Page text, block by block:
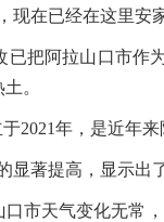
在已经在这里安
阿拉山口市作
土。
年，是近年来
著提高，显示出
天气变化无常，